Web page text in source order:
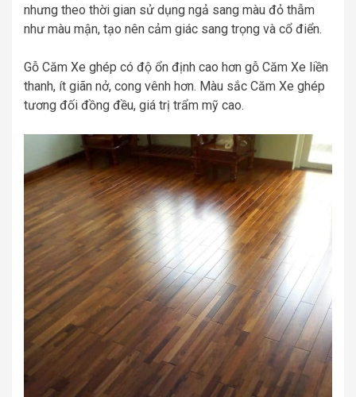
nhưng theo thời gian sử dụng ngả sang màu đỏ thẫm
như màu mận, tạo nên cảm giác sang trọng và cổ điển.
Gỗ Căm Xe ghép có độ ổn định cao hơn gỗ Căm Xe liền
thanh, ít giãn nở, cong vênh hơn. Màu sắc Căm Xe ghép
tương đối đồng đều, giá trị trẩm mỹ cao.